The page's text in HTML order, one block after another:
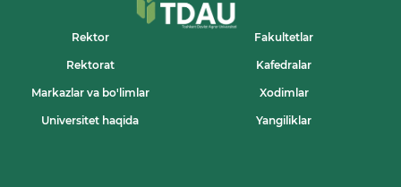
Rektor Fakultetlar
Rektorat Kafedralar
Markazlar va bo'limlar Xodimlar
Universitet haqida Yangiliklar